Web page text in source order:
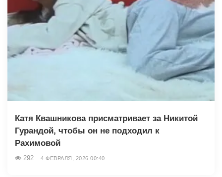
Катя Квашникова присматривает за Никитой
Гурандой, чтобы он не подходил к
Рахимовой
292 4 ФЕВРАЛЯ, 2026 00:40